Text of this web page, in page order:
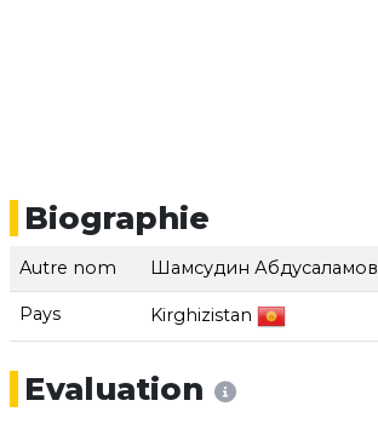
Biographie
Autre nom Шамсудин Абдусаламов
Pays Kirghizistan
Evaluation